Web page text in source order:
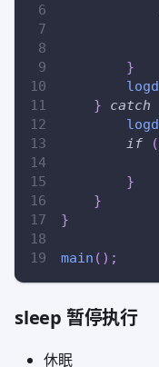
}
logd
}
catch
logd
if
(
}
}
}
main ( ) ;
sleep 暂停执行
休眠